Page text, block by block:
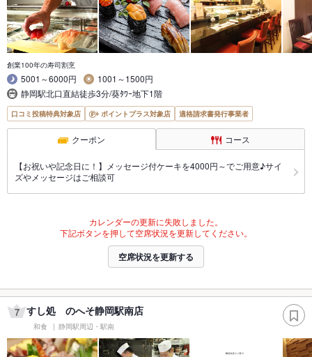
創業100年の寿司割烹
5001～6000円
1001～1500円
静岡駅北口直結徒歩3分/葵ﾀﾜｰ地下1階
口コミ投稿特典対象店 ポイントプラス対象店 適格請求書発行事業者
クーポン コース
【お祝いや記念日に！】メッセージ付ケーキを4000円～でご用意♪サイ
ズやメッセージはご相談可
カレンダーの更新に失敗しました。
下記ボタンを押して空席状況を更新してください。
空席状況を更新する
7 すし処 のへそ静岡駅南店
和食 静岡駅周辺・駅南